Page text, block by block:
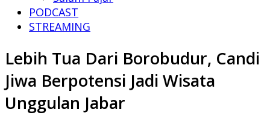
PODCAST
STREAMING
Lebih Tua Dari Borobudur, Candi
Jiwa Berpotensi Jadi Wisata
Unggulan Jabar